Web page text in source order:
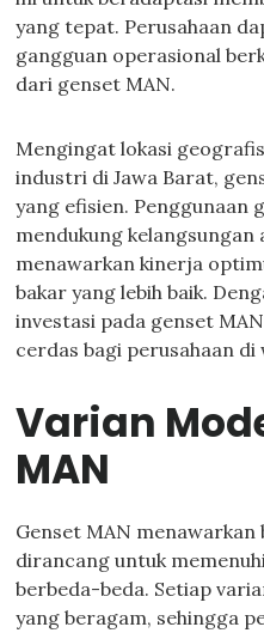
yang tepat. Perusahaan
gangguan operasional
dari genset MAN.
Mengingat lokasi
industri di Jawa Barat,
yang efisien. Penggunaan
mendukung
menawarkan kinerja
bakar yang lebih baik.
investasi pada genset
cerdas bagi perusahaan di
Varian
MAN
Genset MAN
dirancang untuk
berbeda-beda. Setiap
yang beragam, sehingga